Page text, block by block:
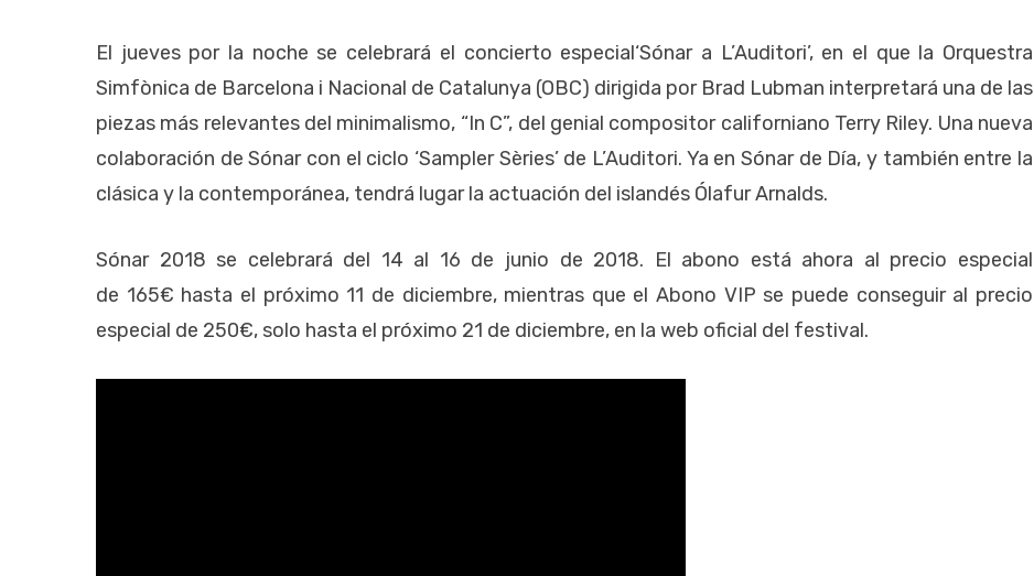
El jueves por la noche se celebrará el concierto especial‘Sónar a L’Auditori’, en el que la Orquestra
Simfònica de Barcelona i Nacional de Catalunya (OBC) dirigida por Brad Lubman interpretará una de las
piezas más relevantes del minimalismo, “In C”, del genial compositor californiano Terry Riley. Una nueva
colaboración de Sónar con el ciclo ‘Sampler Sèries’ de L’Auditori. Ya en Sónar de Día, y también entre la
clásica y la contemporánea, tendrá lugar la actuación del islandés Ólafur Arnalds.
Sónar 2018 se celebrará del 14 al 16 de junio de 2018. El abono está ahora al precio especial
de 165€ hasta el próximo 11 de diciembre, mientras que el Abono VIP se puede conseguir al precio
especial de 250€, solo hasta el próximo 21 de diciembre, en la web oficial del festival.